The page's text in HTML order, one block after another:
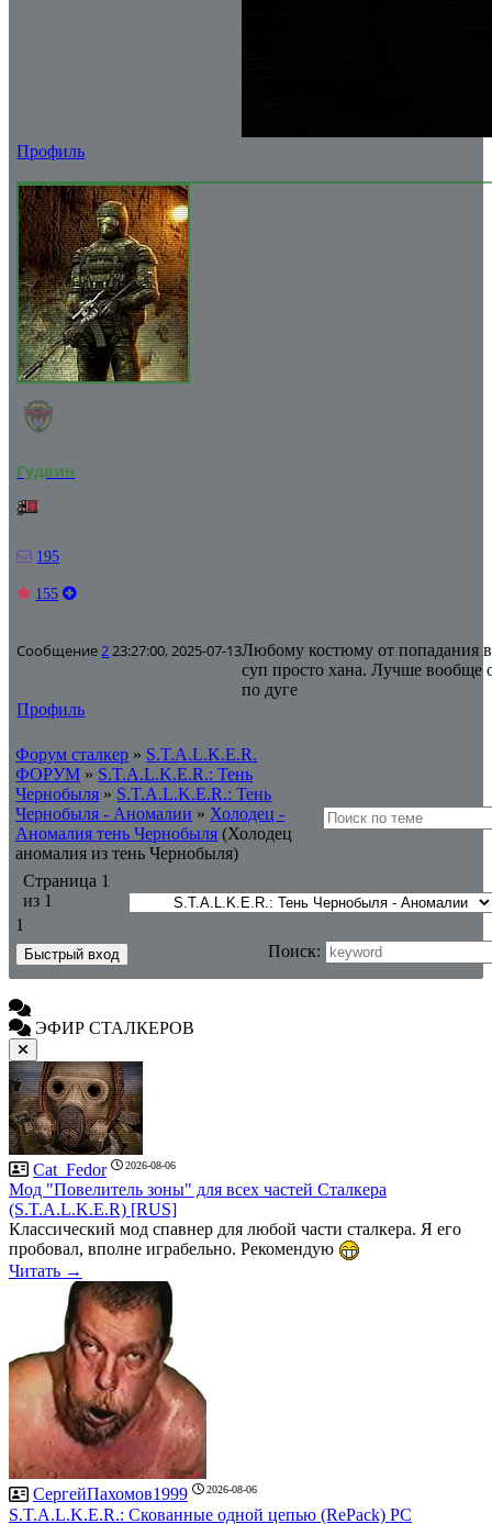
Профиль
Гудвин
195
155
Сообщение223:27:00, 2025-07-13Любому костюму от попадания
суп просто хана. Лучше вообще
по дуге
Профиль
Форум сталкер » S.T.A.L.K.E.R.
ФОРУМ » S.T.A.L.K.E.R.: Тень
Чернобыля » S.T.A.L.K.E.R.: Тень
Чернобыля - Аномалии » Холодец -
Аномалия тень Чернобыля (Холодец
аномалия из тень Чернобыля)
Страница 1
из 1
1
Поиск:
ЭФИР СТАЛКЕРОВ
Cat_Fedor 2026-08-06
Мод "Повелитель зоны" для всех частей Сталкера
(S.T.A.L.K.E.R) [RUS]
Классический мод спавнер для любой части сталкера. Я его
пробовал, вполне играбельно. Рекомендую
Читать →
СергейПахомов1999 2026-08-06
S.T.A.L.K.E.R.: Скованные одной цепью (RePack) PC